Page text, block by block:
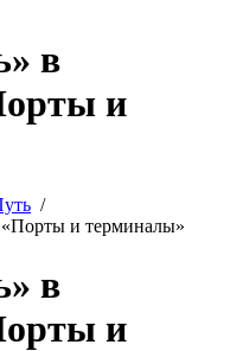
в
и
и терминалы»
в
и